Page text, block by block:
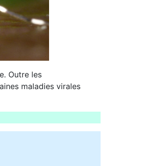
Outre les
maladies virales